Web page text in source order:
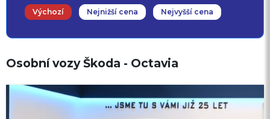
Výchozí Nejnižší cena Nejvyšší cena
Osobní vozy Škoda - Octavia